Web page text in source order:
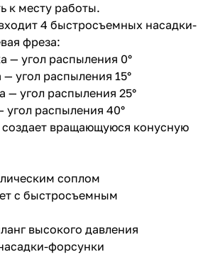
к месту работы.
4 быстросъемных насадки-
фреза:
— угол распыления 0°
угол распыления 15°
— угол распыления 25°
угол распыления 40°
создает вращающуюся конусную
соплом
с быстросъемным
высокого давления
форсунки